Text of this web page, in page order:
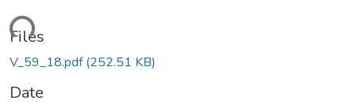
Files
V_59_18.pdf(252.51 KB)
Date